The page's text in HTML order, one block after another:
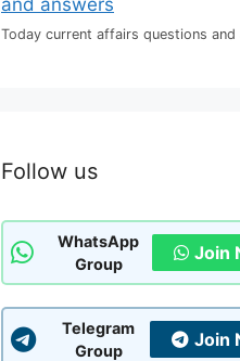
Today current affairs questions and
Follow us
WhatsApp
Group
Join
Telegram
Group
Join